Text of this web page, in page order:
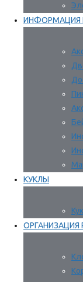
ИНФОРМАЦИЯ
КУКЛЫ
ОРГАНИЗАЦИЯ